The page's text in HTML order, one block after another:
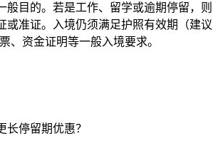
般目的。若是工作、留学或逾期停留，则
或准证。入境仍须满足护照有效期（建议
、资金证明等一般入境要求。
长停留期优惠？